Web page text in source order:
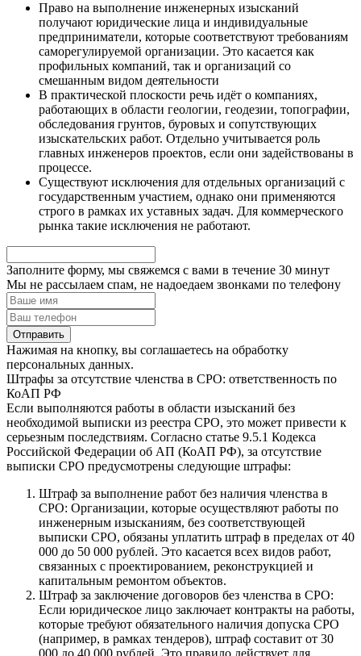
Право на выполнение инженерных изысканий
получают юридические лица и индивидуальные
предприниматели, которые соответствуют требованиям
саморегулируемой организации. Это касается как
профильных компаний, так и организаций со
смешанным видом деятельности
В практической плоскости речь идёт о компаниях,
работающих в области геологии, геодезии, топографии,
обследования грунтов, буровых и сопутствующих
изыскательских работ. Отдельно учитывается роль
главных инженеров проектов, если они задействованы в
процессе.
Существуют исключения для отдельных организаций с
государственным участием, однако они применяются
строго в рамках их уставных задач. Для коммерческого
рынка такие исключения не работают.
Заполните форму, мы свяжемся с вами в течение 30 минут
Мы не рассылаем спам, не надоедаем звонками по телефону
Нажимая на кнопку, вы соглашаетесь на обработку
персональных данных.
Штрафы за отсутствие членства в СРО: ответственность по
КоАП РФ
Если выполняются работы в области изысканий без
необходимой выписки из реестра СРО, это может привести к
серьезным последствиям. Согласно статье 9.5.1 Кодекса
Российской Федерации об АП (КоАП РФ), за отсутствие
выписки СРО предусмотрены следующие штрафы:
Штраф за выполнение работ без наличия членства в
СРО: Организации, которые осуществляют работы по
инженерным изысканиям, без соответствующей
выписки СРО, обязаны уплатить штраф в пределах от 40
000 до 50 000 рублей. Это касается всех видов работ,
связанных с проектированием, реконструкцией и
капитальным ремонтом объектов.
Штраф за заключение договоров без членства в СРО:
Если юридическое лицо заключает контракты на работы,
которые требуют обязательного наличия допуска СРО
(например, в рамках тендеров), штраф составит от 30